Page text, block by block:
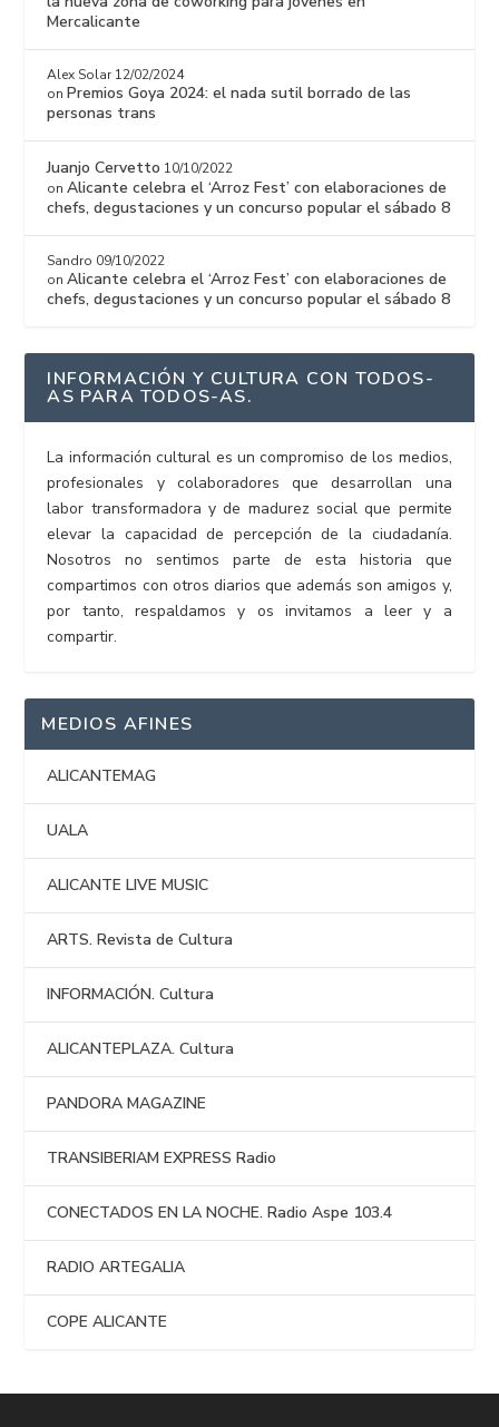
Mercalicante
Alex Solar 12/02/2024
on Premios Goya 2024: el nada sutil borrado de las
personas trans
Juanjo Cervetto 10/10/2022
onAlicante celebra el ‘Arroz Fest’ con elaboraciones de
chefs, degustaciones y un concurso popular el sábado 8
Sandro 09/10/2022
onAlicante celebra el ‘Arroz Fest’ con elaboraciones de
chefs, degustaciones y un concurso popular el sábado 8
INFORMACIÓN Y CULTURA CON TODOS-
AS PARA TODOS-AS.
La información cultural es un compromiso de los medios,
profesionales y colaboradores que desarrollan una
labor transformadora y de madurez social que permite
elevar la capacidad de percepción de la ciudadanía.
Nosotros no sentimos parte de esta historia que
compartimos con otros diarios que además son amigos y,
por tanto, respaldamos y os invitamos a leer y a
compartir.
MEDIOS AFINES
ALICANTEMAG
UALA
ALICANTE LIVE MUSIC
ARTS. Revista de Cultura
INFORMACIÓN. Cultura
ALICANTEPLAZA. Cultura
PANDORA MAGAZINE
TRANSIBERIAM EXPRESS Radio
CONECTADOS EN LA NOCHE. Radio Aspe 103.4
RADIO ARTEGALIA
COPE ALICANTE